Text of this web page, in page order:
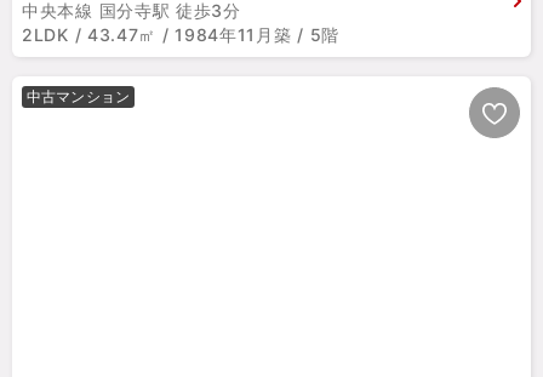
中央本線 国分寺駅 徒歩3分
2LDK / 43.47㎡ / 1984年11月築 / 5階
中古マンション